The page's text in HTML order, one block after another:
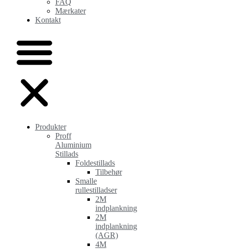
Mærkater
Kontakt
Produkter
Proff
Aluminium
Stillads
Foldestillads
Tilbehør
Smalle
rullestilladser
2M
indplankning
2M
indplankning
(AGR)
4M